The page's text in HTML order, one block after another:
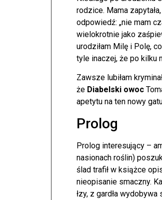
rodzice. Mama
odpowiedź: „nie mam
wielokrotnie jako
urodziłam Milę i Polę,
tyle inaczej, że po kilku
Zawsze lubiłam
że Diabelski owoc
apetytu na ten nowy
Prolog
Prolog interesujący –
nasionach roślin)
ślad trafił w książce
nieopisanie smaczny.
łzy, z gardła